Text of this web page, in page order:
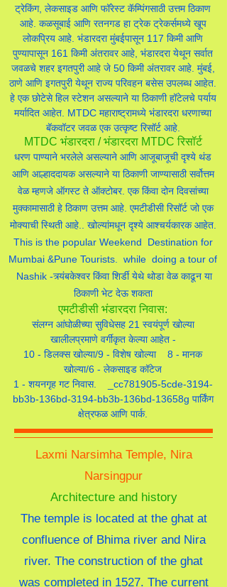
ट्रेकिंग, लेकसाइड आणि फॉरेस्ट कॅम्पिंगसाठी उत्तम ठिकाण
आहे. कळसूबाई आणि रतनगड हा ट्रेक ट्रेकर्समध्ये खूप
लोकप्रिय आहे. भंडारदरा मुंबईपासून 117 किमी आणि
पुण्यापासून 161 किमी अंतरावर आहे, भंडारदरा येथून सर्वात
जवळचे शहर इगतपुरी आहे जे 50 किमी अंतरावर आहे. मुंबई,
ठाणे आणि इगतपुरी येथून राज्य परिवहन बसेस उपलब्ध आहेत.
हे एक छोटेसे हिल स्टेशन असल्याने या ठिकाणी हॉटेलचे पर्याय
मर्यादित आहेत. MTDC महाराष्ट्रामध्ये भंडारदरा धरणाच्या
बॅकवॉटर जवळ एक उत्कृष्ट रिसॉर्ट आहे.
MTDC भंडारदरा / भंडारदरा MTDC रिसॉर्ट
धरण पाण्याने भरलेले असल्याने आणि आजूबाजूची दृश्ये थंड
आणि आल्हाददायक असल्याने या ठिकाणी जाण्यासाठी सर्वोत्तम
वेळ म्हणजे ऑगस्ट ते ऑक्टोबर. एक किंवा दोन दिवसांच्या
मुक्कामासाठी हे ठिकाण उत्तम आहे. एमटीडीसी रिसॉर्ट जो एक
मोक्याची स्थिती आहे.. खोल्यांमधून दृश्ये आश्चर्यकारक आहेत.
This is the popular Weekend Destination for
Mumbai &Pune Tourists. while doing a tour of
Nashik -त्र्यंबकेश्वर किंवा शिर्डी येथे थोडा वेळ काढून या
ठिकाणी भेट देऊ शकता
एमटीडीसी भंडारदरा निवास:
संलग्न आंघोळीच्या सुविधेसह 21 स्वयंपूर्ण खोल्या
खालीलप्रमाणे वर्गीकृत केल्या आहेत -
10 - डिलक्स खोल्या/9 - विशेष खोल्या 8 - मानक
खोल्या/6 - लेकसाइड कॉटेज
1 - शयनगृह गट निवास. _cc781905-5cde-3194-
bb3b-136bd-3194-bb3b-136bd-13658g पार्किंग
क्षेत्रफळ आणि पार्क.
Laxmi Narsimha Temple, Nira
Narsingpur
Architecture and history
The temple is located at the ghat at
confluence of Bhima river and Nira
river. The construction of the ghat
was completed in 1527. The current